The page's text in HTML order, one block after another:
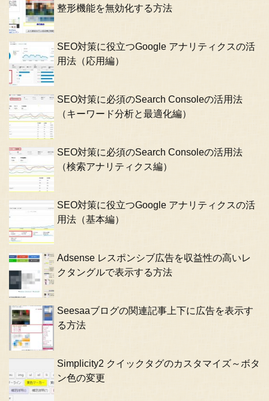
整形機能を無効化する方法
SEO対策に役立つGoogle アナリティクスの活
用法（応用編）
SEO対策に必須のSearch Consoleの活用法
（キーワード分析と最適化編）
SEO対策に必須のSearch Consoleの活用法
（検索アナリティクス編）
SEO対策に役立つGoogle アナリティクスの活
用法（基本編）
Adsense レスポンシブ広告を収益性の高いレ
クタングルで表示する方法
Seesaaブログの関連記事上下に広告を表示す
る方法
Simplicity2 クイックタグのカスタマイズ～ボタ
ン色の変更